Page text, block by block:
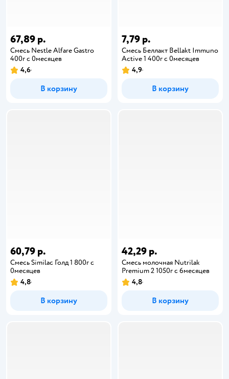
67,89 р.
Cмесь Nestle Alfare Gastro
400г c 0месяцев
4,6
В корзину
7,79 р.
Смесь Беллакт Bellakt Immuno
Active 1 400г с 0месяцев
4,9
В корзину
60,79 р.
Смесь Similac Голд 1 800г с
0месяцев
4,8
В корзину
42,29 р.
Смесь молочная Nutrilak
Premium 2 1050г с 6месяцев
4,8
В корзину